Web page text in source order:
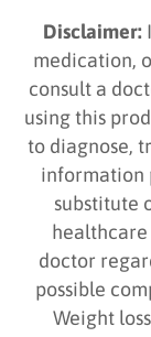
Disclaimer:
medication,
consult a
using this
to diagnose,
information
substitute
healthcare
doctor
possible
Weight